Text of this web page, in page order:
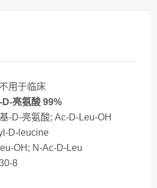
用于临床
D-亮氨酸 99%
-D-亮氨酸; Ac-D-Leu-OH
D-leucine
OH; N-Ac-D-Leu
8